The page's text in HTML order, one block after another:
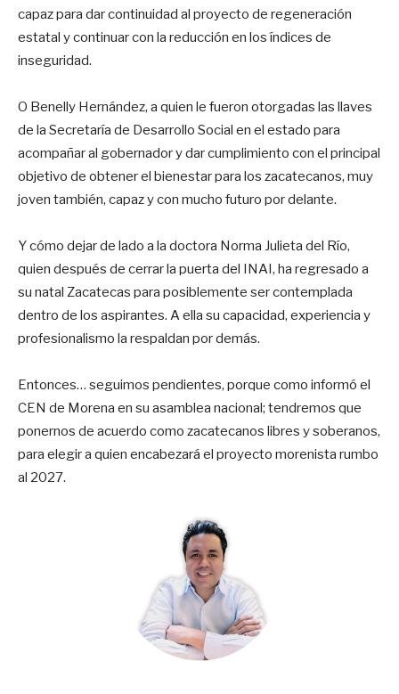
capaz para dar continuidad al proyecto de regeneración
estatal y continuar con la reducción en los índices de
inseguridad.
O Benelly Hernández, a quien le fueron otorgadas las llaves
de la Secretaría de Desarrollo Social en el estado para
acompañar al gobernador y dar cumplimiento con el principal
objetivo de obtener el bienestar para los zacatecanos, muy
joven también, capaz y con mucho futuro por delante.
Y cómo dejar de lado a la doctora Norma Julieta del Río,
quien después de cerrar la puerta del INAI, ha regresado a
su natal Zacatecas para posiblemente ser contemplada
dentro de los aspirantes. A ella su capacidad, experiencia y
profesionalismo la respaldan por demás.
Entonces… seguimos pendientes, porque como informó el
CEN de Morena en su asamblea nacional; tendremos que
ponernos de acuerdo como zacatecanos libres y soberanos,
para elegir a quien encabezará el proyecto morenista rumbo
al 2027.